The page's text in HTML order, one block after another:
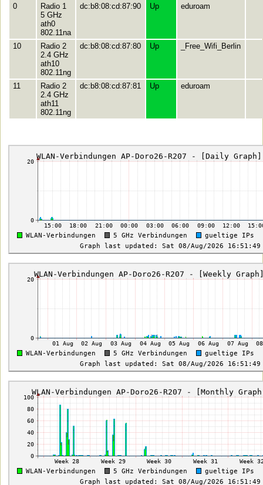
0
Radio 1
5 GHz
ath0
802.11na
dc:b8:08:cd:87:90 Up eduroam
10
Radio 2
2.4 GHz
ath10
802.11ng
dc:b8:08:cd:87:80 Up _Free_Wifi_Berlin
11
Radio 2
2.4 GHz
ath11
802.11ng
dc:b8:08:cd:87:81 Up eduroam